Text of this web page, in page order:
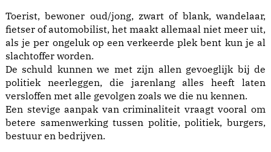
Toerist, bewoner oud/jong, zwart of blank, wandelaar,
fietser of automobilist, het maakt allemaal niet meer uit,
als je per ongeluk op een verkeerde plek bent kun je al
slachtoffer worden.
De schuld kunnen we met zijn allen gevoeglijk bij de
politiek neerleggen, die jarenlang alles heeft laten
versloffen met alle gevolgen zoals we die nu kennen.
Een stevige aanpak van criminaliteit vraagt vooral om
betere samenwerking tussen politie, politiek, burgers,
bestuur en bedrijven.